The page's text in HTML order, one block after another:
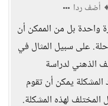
أضف ردا
واحدة بل من الممكن أن
على سبيل المثال في
الذهني لدراسة
يمكن أن تقوم
لهذه المشكلة.